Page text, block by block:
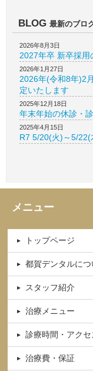
BLOG 最新のブロ
2026年8月3日
2027年卒 新卒採用
2026年1月27日
2026年(令和8年)2
定いたします
2025年12月18日
年末年始の休診・
2025年4月15日
R7 5/20(火)～5/
メニュー
トップページ
都賀デンタルにつ
スタッフ紹介
治療メニュー
診療時間・アクセ
治療費・保証